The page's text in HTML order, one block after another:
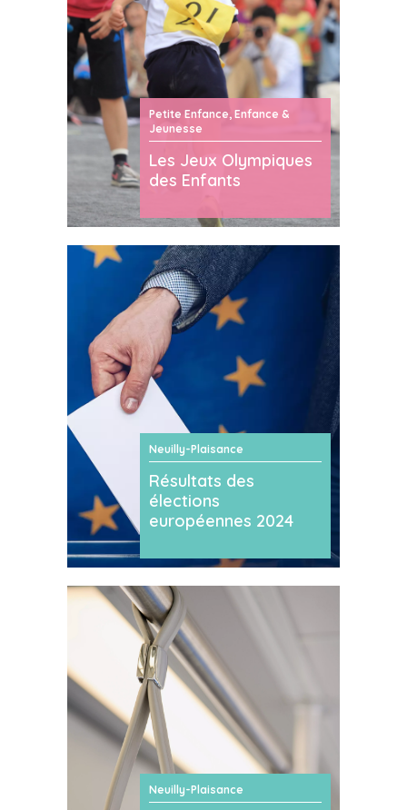
Petite Enfance, Enfance &
Jeunesse
Les Jeux Olympiques
des Enfants
Neuilly-Plaisance
Résultats des
élections
européennes 2024
Neuilly-Plaisance